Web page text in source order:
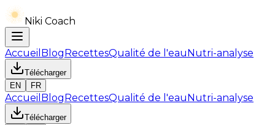
Niki Coach
Accueil BlogRecettesQualité de l'eauNutri-analyse
Télécharger
EN
FR
Accueil BlogRecettesQualité de l'eauNutri-analyse
Télécharger